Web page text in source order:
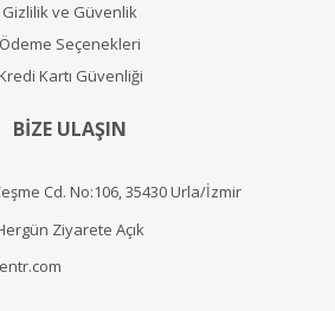
Gizlilik ve Güvenlik
Ödeme Seçenekleri
Kartı Güvenliği
BİZE ULAŞIN
Cd. No:106, 35430 Urla/İzmir
Ziyarete Açık